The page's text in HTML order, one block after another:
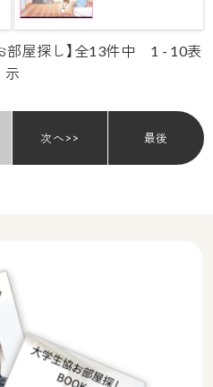
部屋探し】全13件中 1 - 10表
示
次へ>> 最後